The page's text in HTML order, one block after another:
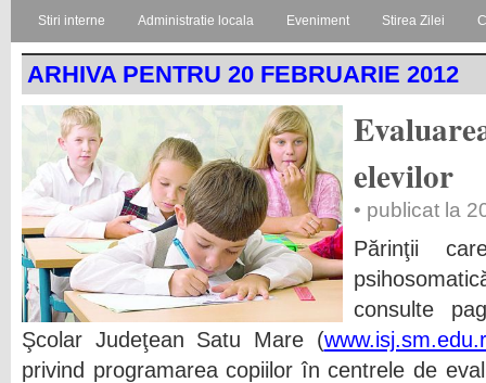
Stiri interne Administratie locala Eveniment Stirea Zilei
ARHIVA PENTRU 20 FEBRUARIE 2012
elevilor
• publicat la
Părinţii
consulte
Şcolar Judeţean Satu Mare (
privind programarea copiilor în centrele de